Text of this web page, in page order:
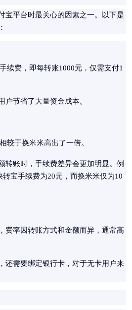
宝平台时最关心的因素之一。以下是
续费，即每转账1000元，仅需支付1
户节省了大量资金成本。
较于换米米高出了一倍。
转账时，手续费差异会更加明显。例
转宝手续费为20元，而换米米仅为10
费率因转账方式和金额而异，通常高
还需要绑定银行卡，对于无卡用户来